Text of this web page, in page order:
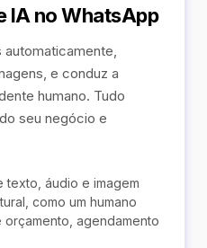
IA no WhatsApp
automaticamente,
e conduz a
humano. Tudo
seu negócio e
texto, áudio e imagem
como um humano
agendamento